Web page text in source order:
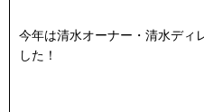
今年は清水オーナー・清水ディ
した！